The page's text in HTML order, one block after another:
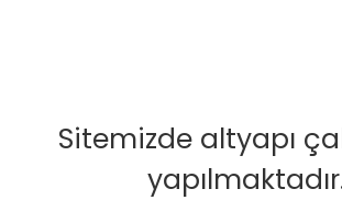
Sitemizde altyapı